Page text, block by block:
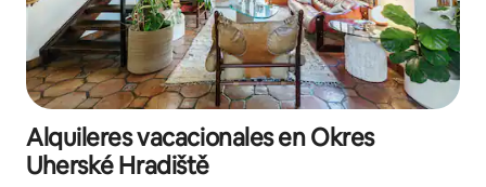
Alquileres vacacionales en Okres
Uherské Hradiště